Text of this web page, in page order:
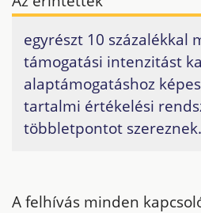
egyrészt 10 százalékkal
támogatási intenzitást
alaptámogatáshoz
tartalmi értékelési
többletpontot szereznek.
A felhívás minden